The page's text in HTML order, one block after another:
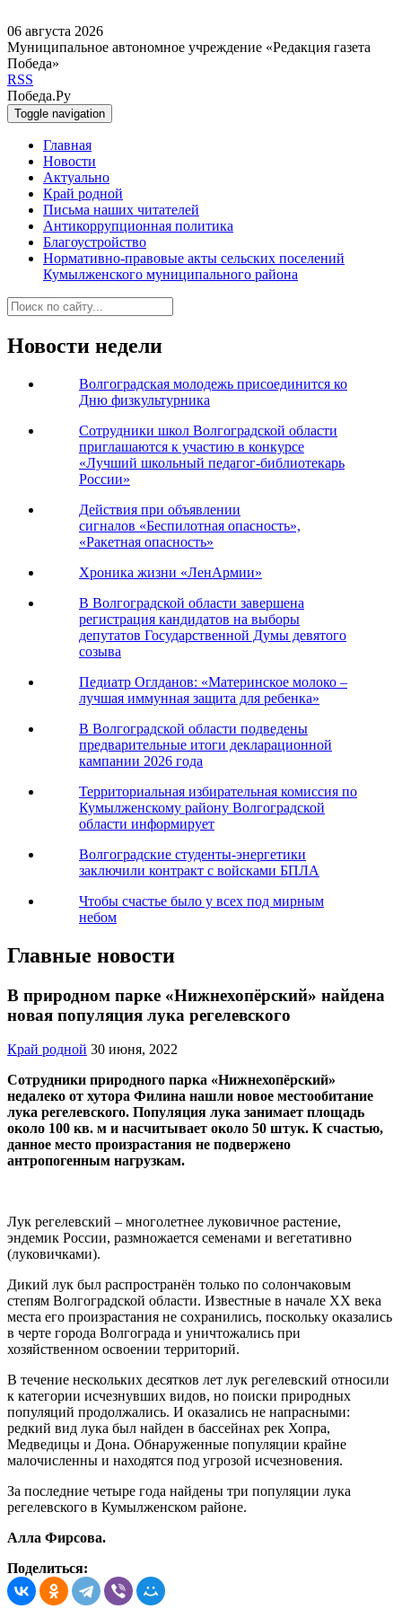
06 августа 2026
Муниципальное автономное учреждение «Редакция газета
Победа»
RSS
Победа.Ру
Toggle navigation
Главная
Новости
Актуально
Край родной
Письма наших читателей
Антикоррупционная политика
Благоустройство
Нормативно-правовые акты сельских поселений
Кумылженского муниципального района
Новости недели
Волгоградская молодежь присоединится ко
Дню физкультурника
Сотрудники школ Волгоградской области
приглашаются к участию в конкурсе
«Лучший школьный педагог-библиотекарь
России»
Действия при объявлении
сигналов «Беспилотная опасность»,
«Ракетная опасность»
Хроника жизни «ЛенАрмии»
В Волгоградской области завершена
регистрация кандидатов на выборы
депутатов Государственной Думы девятого
созыва
Педиатр Оглданов: «Материнское молоко –
лучшая иммунная защита для ребенка»
В Волгоградской области подведены
предварительные итоги декларационной
кампании 2026 года
Территориальная избирательная комиссия по
Кумылженскому району Волгоградской
области информирует
Волгоградские студенты-энергетики
заключили контракт с войсками БПЛА
Чтобы счастье было у всех под мирным
небом
Главные новости
В природном парке «Нижнехопёрский» найдена
новая популяция лука регелевского
Край родной 30 июня, 2022
Сотрудники природного парка «Нижнехопёрский»
недалеко от хутора Филина нашли новое местообитание
лука регелевского. Популяция лука занимает площадь
около 100 кв. м и насчитывает около 50 штук. К счастью,
данное место произрастания не подвержено
антропогенным нагрузкам.
Лук регелевский – многолетнее луковичное растение,
эндемик России, размножается семенами и вегетативно
(луковичками).
Дикий лук был распространён только по солончаковым
степям Волгоградской области. Известные в начале XX века
места его произрастания не сохранились, поскольку оказались
в черте города Волгограда и уничтожались при
хозяйственном освоении территорий.
В течение нескольких десятков лет лук регелевский относили
к категории исчезнувших видов, но поиски природных
популяций продолжались. И оказались не напрасными:
редкий вид лука был найден в бассейнах рек Хопра,
Медведицы и Дона. Обнаруженные популяции крайне
малочисленны и находятся под угрозой исчезновения.
За последние четыре года найдены три популяции лука
регелевского в Кумылженском районе.
Алла Фирсова.
Поделиться: